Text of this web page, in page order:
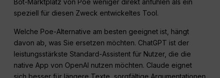
Bot-Marktplatz von Poe weniger direkt anfühlen als ein
speziell für diesen Zweck entwickeltes Tool.
Welche Poe-Alternative am besten geeignet ist, hängt
davon ab, was Sie ersetzen möchten. ChatGPT ist der
leistungsstärkste Standard-Assistent für Nutzer, die die
native App von OpenAI nutzen möchten. Claude eignet
sich besser für längere Texte, sorgfältige Argumentationen